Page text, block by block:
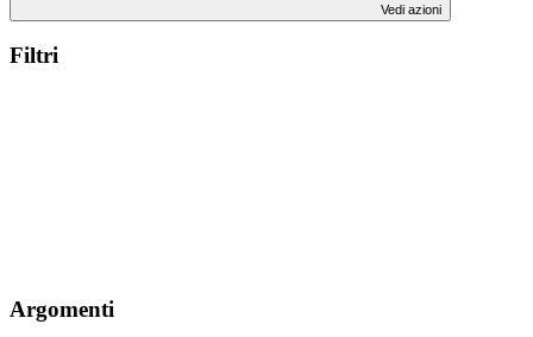
Vedi azioni
Filtri
Argomenti